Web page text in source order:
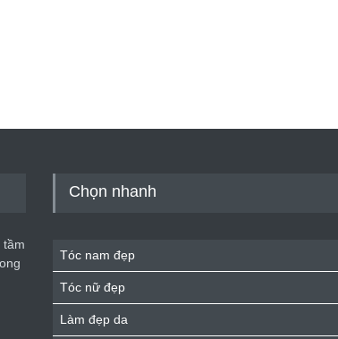
tầm
Chọn nhanh
Tóc nam đẹp
Tóc nữ đẹp
Làm đẹp da